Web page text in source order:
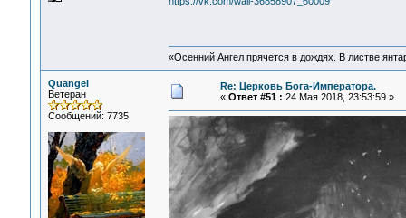
«Осенний Ангел прячется в дождях. В листве
Quangel
Ветеран
Сообщений: 7735
Re: Церковь Бога-Императора.
« Ответ #51 : 24 Мая 2018, 23:53:59 »